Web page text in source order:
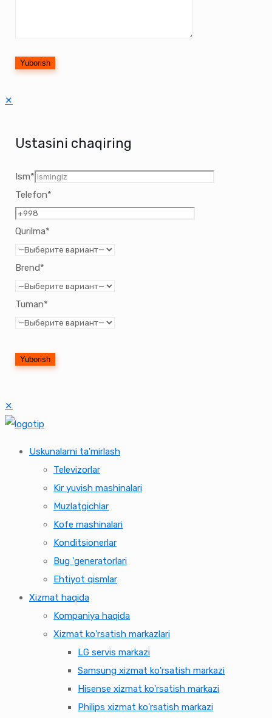
✕
Ustasini chaqiring
Ism*
Telefon*
Qurilma*
Brend*
Tuman*
✕
Uskunalarni ta'mirlash
Televizorlar
Kir yuvish mashinalari
Muzlatgichlar
Kofe mashinalari
Konditsionerlar
Bug 'generatorlari
Ehtiyot qismlar
Xizmat haqida
Kompaniya haqida
Xizmat ko'rsatish markazlari
LG servis markazi
Samsung xizmat ko'rsatish markazi
Hisense xizmat ko'rsatish markazi
Philips xizmat ko'rsatish markazi